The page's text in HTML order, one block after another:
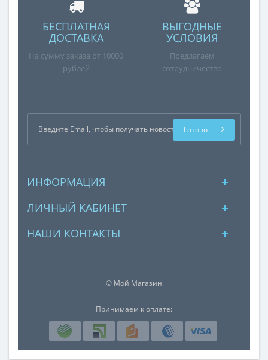
БЕСПЛАТНАЯ
ДОСТАВКА
На сумму заказа от 10000
рублей
ВЫГОДНЫЕ
УСЛОВИЯ
Предлагаем
сотрудничество
Готово
ИНФОРМАЦИЯ
ЛИЧНЫЙ КАБИНЕТ
НАШИ КОНТАКТЫ
© Мой Магазин
Принимаем к оплате: